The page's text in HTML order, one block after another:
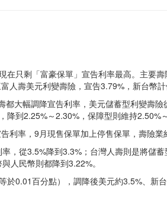
在只剩「富豪保單」宣告利率最高。主要
人壽美元利變壽險，宣告3.79%，新台幣
大幅調降宣告利率，美元儲蓄型利變壽
到2.25%～2.30%，保障型則維持2.50%
利率，9月現售保單加上停售保單，壽險業
，從3.5%降到3.3%；台灣人壽則是將儲
人民幣則都降到3.22%。
於0.01百分點），調降後美元約3.5%、